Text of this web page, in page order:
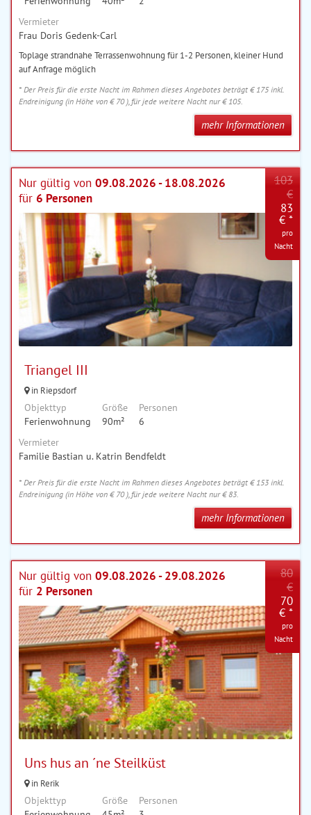
Vermieter
Frau Doris Gedenk-Carl
Toplage strandnahe Terrassenwohnung für 1-2 Personen, kleiner Hund
auf Anfrage möglich
* Der Preis für die erste Nacht im Rahmen dieses Angebotes beträgt € 175 inkl.
Endreinigung (in Höhe von € 70 ), für jede weitere Nacht nur € 105.
mehr Informationen
Nur gültig von 09.08.2026 - 18.08.2026
für 6 Personen
Triangel III
in Riepsdorf
Objekttyp
Ferienwohnung
Größe
90m²
Personen
6
103
€
83
€ *
pro
Nacht
Vermieter
Familie Bastian u. Katrin Bendfeldt
* Der Preis für die erste Nacht im Rahmen dieses Angebotes beträgt € 153 inkl.
Endreinigung (in Höhe von € 70 ), für jede weitere Nacht nur € 83.
mehr Informationen
Nur gültig von 09.08.2026 - 29.08.2026
für 2 Personen
Uns hus an ´ne Steilküst
in Rerik
Objekttyp
Größe
Personen
80
€
70
€ *
pro
Nacht